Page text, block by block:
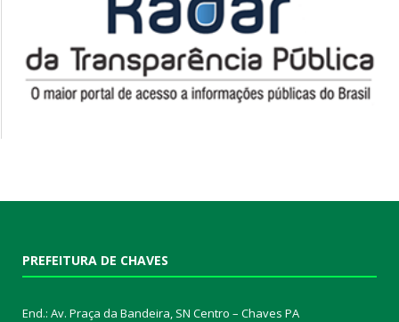
PREFEITURA DE CHAVES
End.: Av. Praça da Bandeira, SN Centro – Chaves PA